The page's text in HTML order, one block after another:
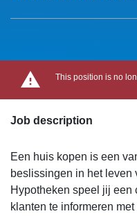
This position is no
Job description
Een huis kopen is een
beslissingen in het leven
Hypotheken speel jij een
klanten te informeren